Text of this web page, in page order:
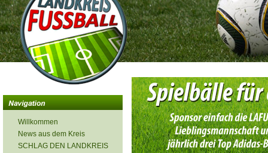
Willkommen
News aus dem Kreis
SCHLAG DEN LANDKREIS